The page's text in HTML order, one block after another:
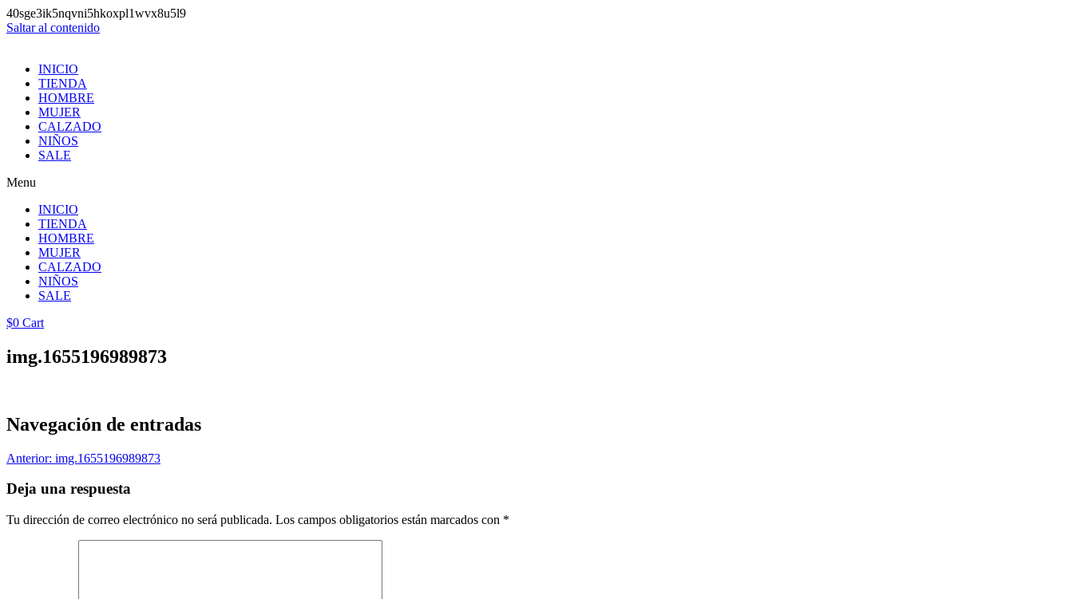
40sge3ik5nqvni5hkoxpl1wvx8u5l9
Saltar al contenido
INICIO
TIENDA
HOMBRE
MUJER
CALZADO
NIÑOS
SALE
Menu
INICIO
TIENDA
HOMBRE
MUJER
CALZADO
NIÑOS
SALE
$0 Cart
img.1655196989873
Navegación de entradas
Anterior: img.1655196989873
Deja una respuesta
Tu dirección de correo electrónico no será publicada. Los campos obligatorios están marcados con *